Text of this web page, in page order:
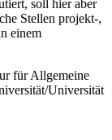
soll hier aber
Stellen projekt-,
einem
für Allgemeine
Universität